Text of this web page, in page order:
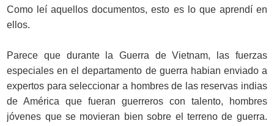
Como leí aquellos documentos, esto es lo que aprendí en
ellos.
Parece que durante la Guerra de Vietnam, las fuerzas
especiales en el departamento de guerra habian enviado a
expertos para seleccionar a hombres de las reservas indias
de América que fueran guerreros con talento, hombres
jóvenes que se movieran bien sobre el terreno de guerra.